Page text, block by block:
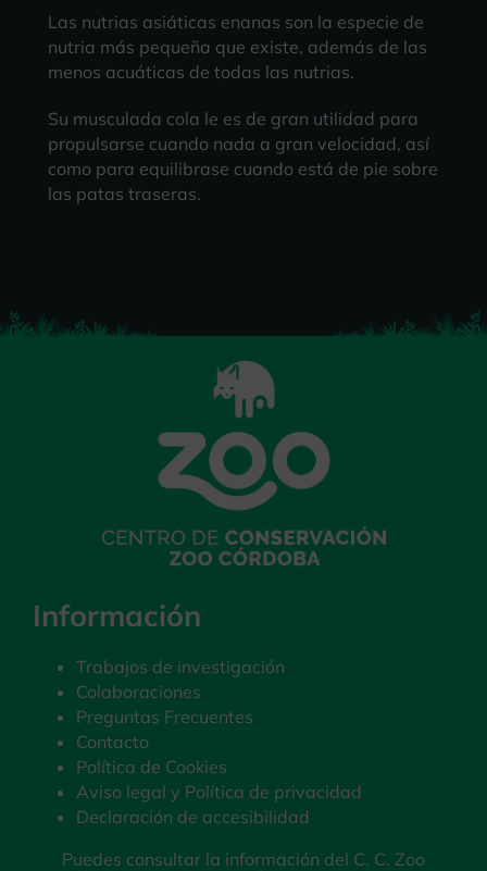
Las nutrias asiáticas enanas son la especie de
nutria más pequeña que existe, además de las
menos acuáticas de todas las nutrias.
Su musculada cola le es de gran utilidad para
propulsarse cuando nada a gran velocidad, así
como para equilibrase cuando está de pie sobre
las patas traseras.
Información
Trabajos de investigación
Colaboraciones
Preguntas Frecuentes
Contacto
Política de Cookies
Aviso legal y Política de privacidad
Declaración de accesibilidad
Puedes consultar la información del C. C. Zoo